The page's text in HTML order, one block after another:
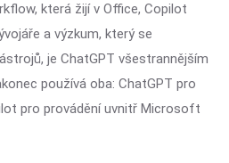
která žijí v Office, Copilot
a výzkum, který se
je ChatGPT všestrannějším
používá oba: ChatGPT pro
pro provádění uvnitř Microsoft